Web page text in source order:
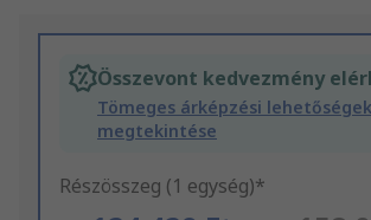
Összevont kedvezmény
Tömeges árképzési lehetőségek
megtekintése
Részösszeg (1 egység)*